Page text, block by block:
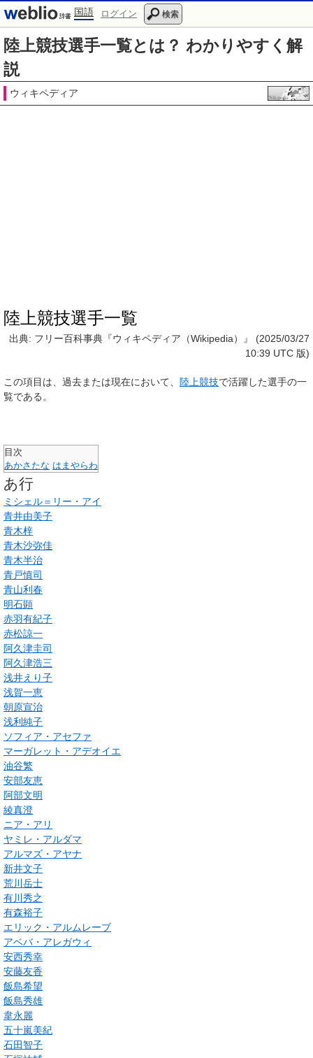
国語 ログイン 検索
陸上競技選手一覧とは？ わかりやすく解
説
ウィキペディア
陸上競技選手一覧
出典: フリー百科事典『ウィキペディア（Wikipedia）』 (2025/03/27
10:39 UTC 版)
この項目は、過去または現在において、 陸上競技で活躍した選手の一
覧である。
目次
あかさ たな は ま やら わ
あ行
ミシェル＝リー・アイ
青井由美子
青木梓
青木沙弥佳
青木半治
青戸慎司
青山利春
明石顕
赤羽有紀子
赤松諒一
阿久津圭司
阿久津浩三
浅井えり子
浅賀一恵
朝原宣治
浅利純子
ソフィア・アセファ
マーガレット・アデオイエ
油谷繁
安部友恵
阿部文明
綾真澄
ニア・アリ
ヤミレ・アルダマ
アルマズ・アヤナ
新井文子
荒川岳士
有川秀之
有森裕子
エリック・アルムレーブ
アベバ・アレガウィ
安西秀幸
安藤友香
飯島希望
飯島秀雄
韋永麗
五十嵐美紀
石田智子